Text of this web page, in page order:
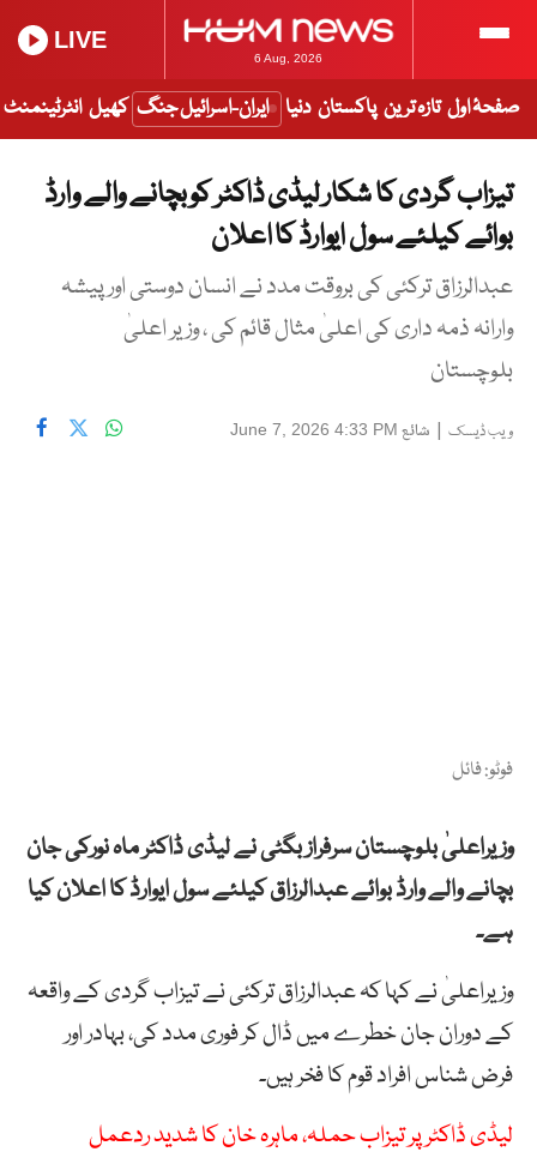
6 Aug, 2026
LIVE
صفحۂ اول تازہ ترین پاکستان دنیا ایران-اسرائیل جنگ کھیل انٹرٹینمنٹ
تیزاب گردی کا شکار لیڈی ڈاکٹر کو بچانے والے وارڈ
بوائے کیلئے سول ایوارڈ کا اعلان
عبدالرزاق ترکئی کی بروقت مدد نے انسان دوستی اورپیشہ
وارانہ ذمہ داری کی اعلیٰ مثال قائم کی ، وزیر اعلیٰ
بلوچستان
ویب ڈیسک | شائع June 7, 2026 4:33 PM
فوٹو: فائل
وزیراعلیٰ بلوچستان سرفراز بگٹی نے لیڈی ڈاکٹر ماہ نورکی جان
بچانے والے وارڈ بوائے عبدالرزاق کیلئے سول ایوارڈ کا اعلان کیا
ہے۔
وزیراعلیٰ نے کہا کہ عبدالرزاق ترکئی نے تیزاب گردی کے واقعہ
کے دوران جان خطرے میں ڈال کر فوری مدد کی، بہادر اور
فرض شناس افراد قوم کا فخر ہیں۔
لیڈی ڈاکٹر پر تیزاب حملہ، ماہرہ خان کا شدید ردعمل